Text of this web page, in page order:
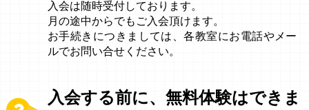
入会は随時受付しております。
月の途中からでもご入会頂けます。
お手続きにつきましては、各教室にお電話やメー
ルでお問い合せください。
入会する前に、無料体験はできま